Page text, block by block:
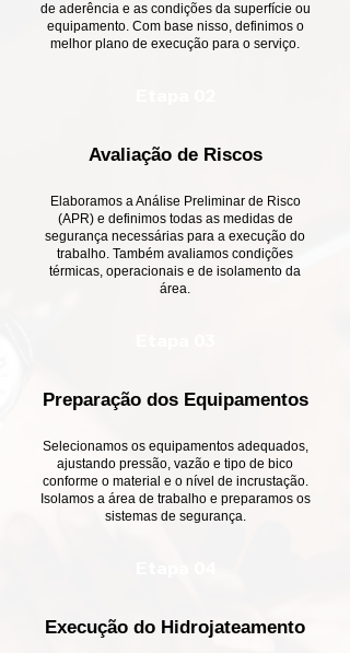
de aderência e as condições da superfície ou
equipamento. Com base nisso, definimos o
melhor plano de execução para o serviço.
Avaliação de Riscos
Elaboramos a Análise Preliminar de Risco
(APR) e definimos todas as medidas de
segurança necessárias para a execução do
trabalho. Também avaliamos condições
térmicas, operacionais e de isolamento da
área.
Preparação dos Equipamentos
Selecionamos os equipamentos adequados,
ajustando pressão, vazão e tipo de bico
conforme o material e o nível de incrustação.
Isolamos a área de trabalho e preparamos os
sistemas de segurança.
Execução do Hidrojateamento